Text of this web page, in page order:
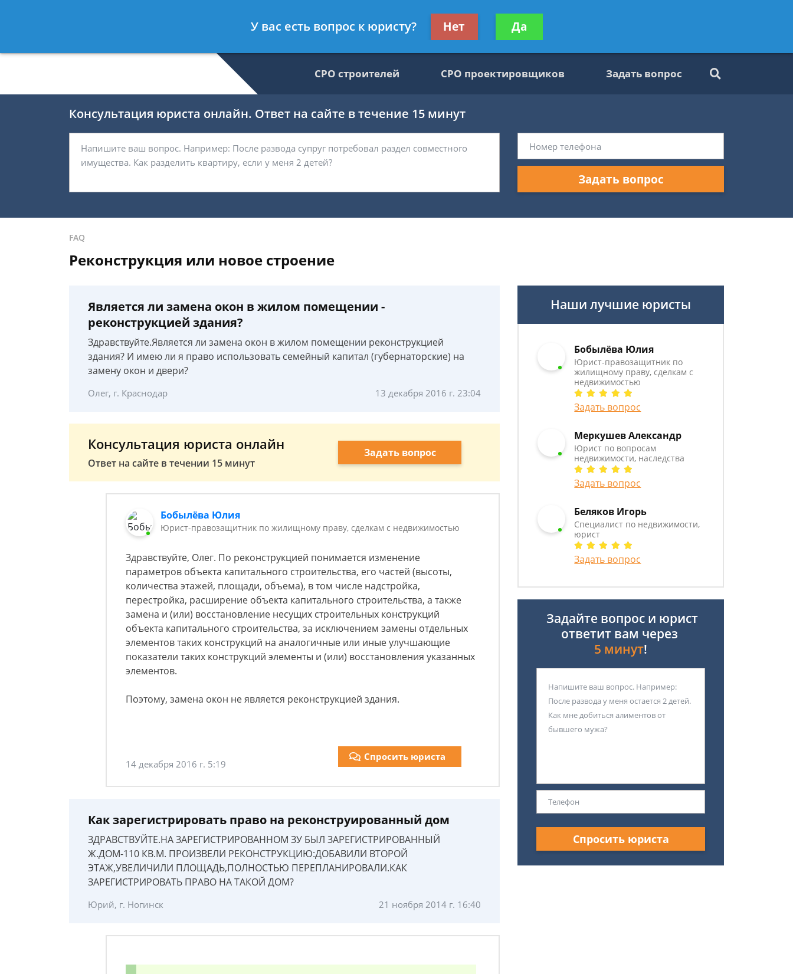
- Специалист по недвижимости, юрист
Получите консультацию
бесплатно
СРО строителей СРО проектировщиков Задать вопрос
Консультация юриста онлайн. Ответ на сайте в течение 15 минут
Задать вопрос
FAQ
Реконструкция или новое строение
Является ли замена окон в жилом помещении -
реконструкцией здания?
Здравствуйте.Является ли замена окон в жилом помещении реконструкцией
здания? И имею ли я право использовать семейный капитал (губернаторские) на
замену окон и двери?
Олег, г. Краснодар 13 декабря 2016 г. 23:04
Консультация юриста онлайн
Ответ на сайте в течении 15 минут
Задать вопрос
Бобылёва Юлия
Юрист-правозащитник по жилищному праву, сделкам с недвижимостью
Здравствуйте, Олег. По реконструкцией понимается изменение
параметров объекта капитального строительства, его частей (высоты,
количества этажей, площади, объема), в том числе надстройка,
перестройка, расширение объекта капитального строительства, а также
замена и (или) восстановление несущих строительных конструкций
объекта капитального строительства, за исключением замены отдельных
элементов таких конструкций на аналогичные или иные улучшающие
показатели таких конструкций элементы и (или) восстановления указанных
элементов.
Поэтому, замена окон не является реконструкцией здания.
14 декабря 2016 г. 5:19
Спросить юриста
Как зарегистрировать право на реконструированный дом
ЗДРАВСТВУЙТЕ.НА ЗАРЕГИСТРИРОВАННОМ ЗУ БЫЛ ЗАРЕГИСТРИРОВАННЫЙ
Ж.ДОМ-110 КВ.М. ПРОИЗВЕЛИ РЕКОНСТРУКЦИЮ:ДОБАВИЛИ ВТОРОЙ
ЭТАЖ,УВЕЛИЧИЛИ ПЛОЩАДЬ,ПОЛНОСТЬЮ ПЕРЕПЛАНИРОВАЛИ.КАК
ЗАРЕГИСТРИРОВАТЬ ПРАВО НА ТАКОЙ ДОМ?
Юрий, г. Ногинск 21 ноября 2014 г. 16:40
Наши лучшие юристы
Бобылёва Юлия
Юрист-правозащитник по
жилищному праву, сделкам с
недвижимостью
Задать вопрос
Меркушев Александр
Юрист по вопросам
недвижимости, наследства
Задать вопрос
Беляков Игорь
Специалист по недвижимости,
юрист
Задать вопрос
Задайте вопрос и юрист
ответит вам через
5 минут!
Спросить юриста
У вас есть вопрос к юристу? Нет Да